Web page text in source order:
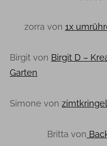
zorra von 1x
Birgit von Birgit D –
Garten
Simone von zimtkringel
Britta von